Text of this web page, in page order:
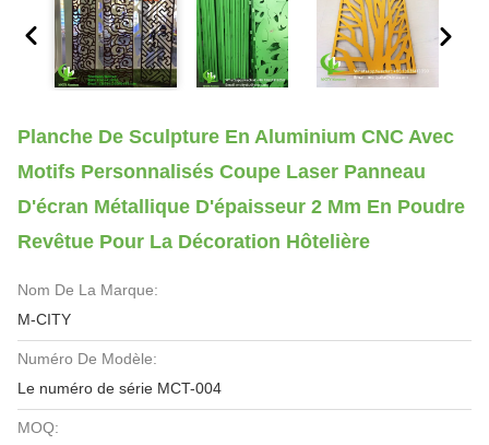
Planche De Sculpture En Aluminium CNC Avec
Motifs Personnalisés Coupe Laser Panneau
D'écran Métallique D'épaisseur 2 Mm En Poudre
Revêtue Pour La Décoration Hôtelière
Nom De La Marque:
M-CITY
Numéro De Modèle:
Le numéro de série MCT-004
MOQ: